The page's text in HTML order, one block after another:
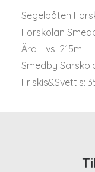
Segelbåten
Förskolan
Ära Livs: 215m
Smedby
Friskis&Svettis: